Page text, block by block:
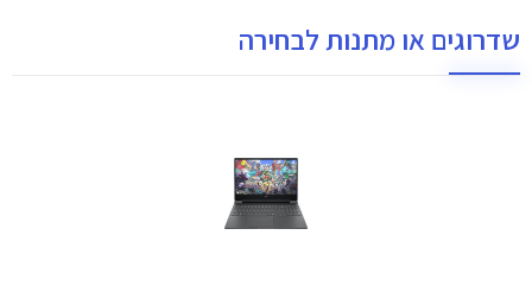
שדרוגים או מתנות לבחירה